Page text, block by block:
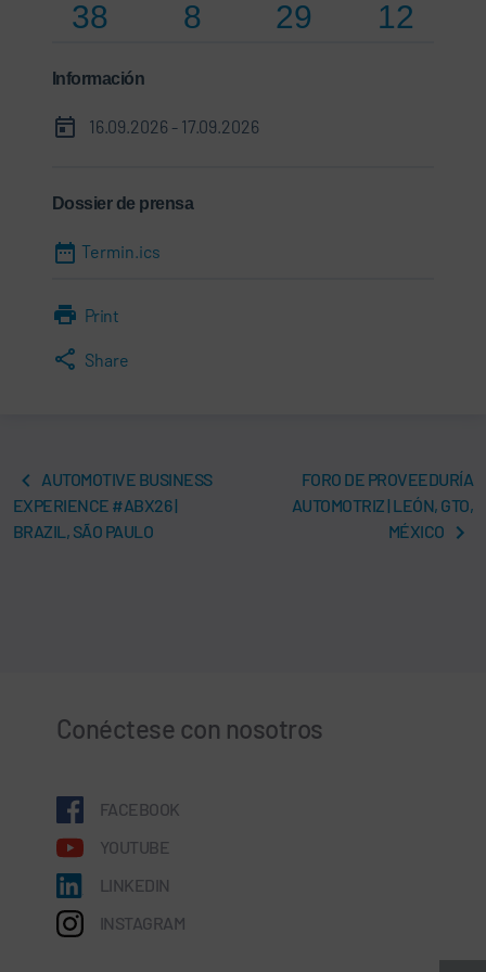
38 8 29 12
Información
16.09.2026 - 17.09.2026
Dossier de prensa
Termin.ics
Print
Share
AUTOMOTIVE BUSINESS
EXPERIENCE #ABX26 |
BRAZIL, SÃO PAULO
FORO DE PROVEEDURÍA
AUTOMOTRIZ | LEÓN, GTO,
MÉXICO
Conéctese con nosotros
FACEBOOK
YOUTUBE
LINKEDIN
INSTAGRAM